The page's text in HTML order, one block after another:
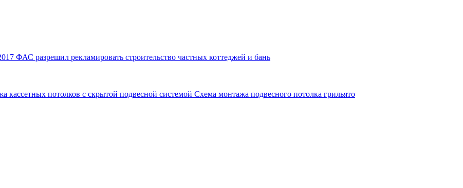
ФАС разрешил рекламировать строительство частных коттеджей и бань
кассетных потолков с скрытой подвесной системой Схема монтажа подвесного потолка грильято